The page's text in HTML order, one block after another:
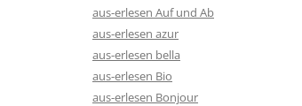
aus-erlesen Auf und Ab
aus-erlesen azur
aus-erlesen bella
aus-erlesen Bio
aus-erlesen Bonjour